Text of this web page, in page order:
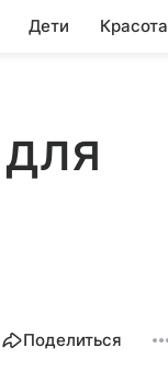
Дети Красота
Поделиться